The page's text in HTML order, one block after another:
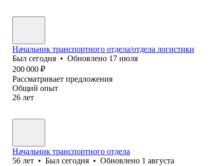
Начальник транспортного отдела/отдела логистики
Был сегодня • Обновлено 17 июля
200 000 ₽
Рассматривает предложения
Общий опыт
26 лет
Начальник транспортного отдела
56 лет • Был сегодня • Обновлено 1 августа